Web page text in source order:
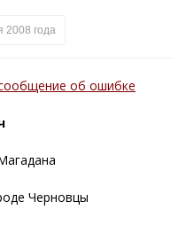
2008 года
об ошибке
Черновцы